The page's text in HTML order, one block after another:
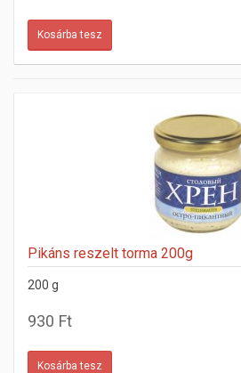
Pikáns reszelt torma 200g
200 g
930 Ft